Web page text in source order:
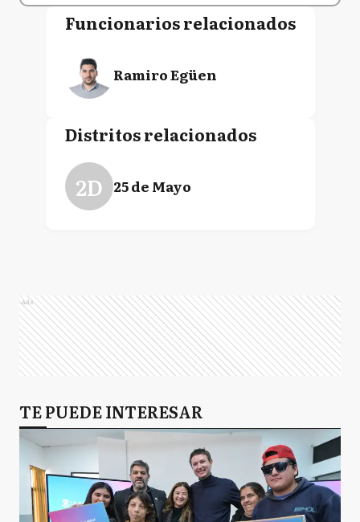
Funcionarios relacionados
Ramiro Egüen
Distritos relacionados
2D 25 de Mayo
Ads
TE PUEDE INTERESAR